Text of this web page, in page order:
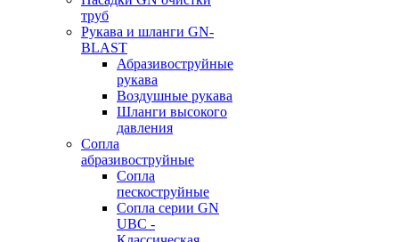
труб
Рукава и шланги GN-
BLAST
Абразивоструйные
рукава
Воздушные рукава
Шланги высокого
давления
Сопла
абразивоструйные
Сопла
пескоструйные
Сопла серии GN
UBC -